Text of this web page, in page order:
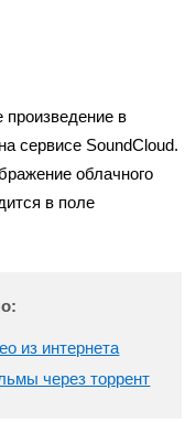
в
сервисе SoundCloud.
облачного
в поле
из интернета
через торрент